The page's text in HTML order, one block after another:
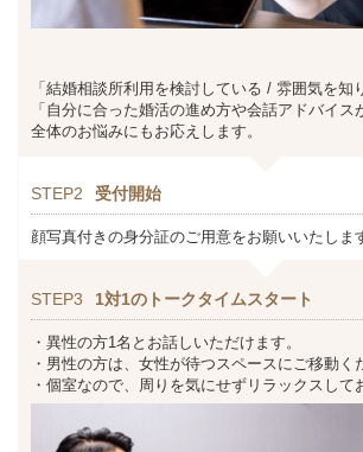
「結婚相談所利用を検討している / 雰囲気を知
「自分に合った婚活の進め方や会話アドバイス
全体のお悩みにもお応えします。
STEP2 受付開始
顔写真付きの身分証のご用意をお願いいたしま
STEP3 1対1のトークタイムスタート
・異性の方1名とお話しいただけます。
・男性の方は、女性が待つスペースにご移動く
・個室なので、周りを気にせずリラックスして